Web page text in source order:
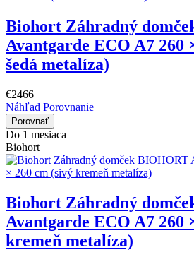
Biohort Záhradný
Avantgarde ECO A7 260
šedá metalíza)
€2466
Náhľad Porovnanie
Porovnať
Do 1 mesiaca
Biohort
Biohort Záhradný
Avantgarde ECO A7 260
kremeň metalíza)